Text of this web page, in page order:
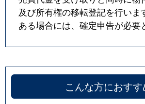
及び所有権の移転登記を行いま
ある場合には、確定申告が必要
こんな方におすす